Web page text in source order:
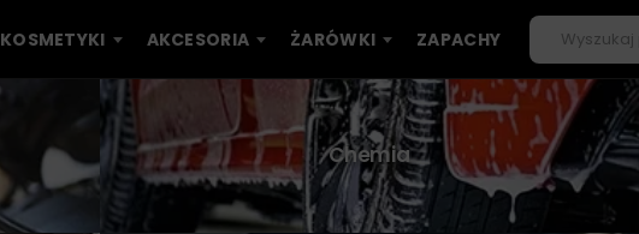
KOSMETYKI AKCESORIA ŻARÓWKI ZAPACHY
Chemia